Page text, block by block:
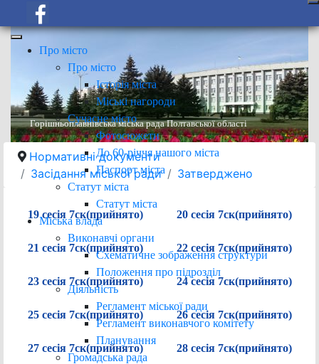
Про місто
Про місто
Історія міста
Міські нагороди
Сучасне місто
Фотосюжети
До 60-річчя нашого міста
Паспорт міста
Статут міста
Статут міста
Міська влада
Виконавчі органи
Схематичне зображення структури
Положення про підрозділ
Діяльність
Регламент міської ради
Регламент виконавчого комітету
Планування
Громадська рада
Горішньоплавнівська міська рада Полтавської області
Нормативні документи
Засідання міської ради
Затверджено
19 сесія 7ск(прийнято) 20 сесія 7ск(прийнято)
21 сесія 7ск(прийнято) 22 сесія 7ск(прийнято)
23 сесія 7ск(прийнято) 24 сесія 7ск(прийнято)
25 сесія 7ск(прийнято) 26 сесія 7ск(прийнято)
27 сесія 7ск(прийнято) 28 сесія 7ск(прийнято)